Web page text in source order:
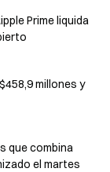
Prime liquida
abierto
millones y
que combina
el martes